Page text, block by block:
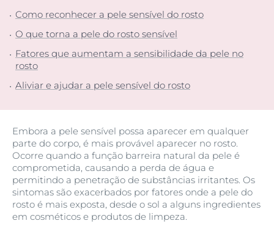
Como reconhecer a pele sensível do rosto
O que torna a pele do rosto sensível
Fatores que aumentam a sensibilidade da pele no
rosto
Aliviar e ajudar a pele sensível do rosto
Embora a pele sensível possa aparecer em qualquer
parte do corpo, é mais provável aparecer no rosto.
Ocorre quando a função barreira natural da pele é
comprometida, causando a perda de água e
permitindo a penetração de substâncias irritantes. Os
sintomas são exacerbados por fatores onde a pele do
rosto é mais exposta, desde o sol a alguns ingredientes
em cosméticos e produtos de limpeza.